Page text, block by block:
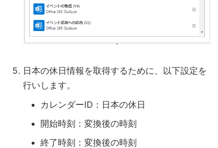
日本の休日情報を取得するために、以下設定を
行いします。
カレンダーID：日本の休日
開始時刻：変換後の時刻
終了時刻：変換後の時刻